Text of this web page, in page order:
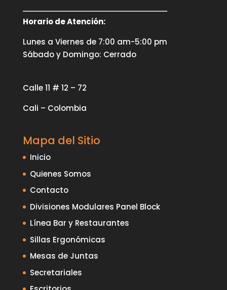
Horario de Atención:
Lunes a Viernes de 7:00 am-5:00 pm
Sábado y Domingo: Cerrado
Calle 11 # 12 – 72
Cali – Colombia
Mapa del Sitio
Inicio
Quienes Somos
Contacto
Divisiones Modulares Panel Block
Línea Bar y Restaurantes
Sillas Ergonómicas
Mesas de Juntas
Secretariales